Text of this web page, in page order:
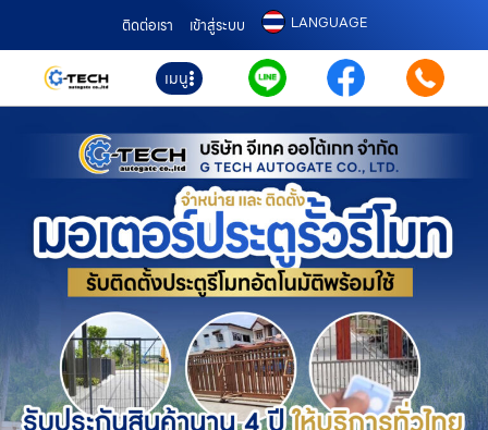
ติดต่อเรา เข้าสู่ระบบ LANGUAGE
เมนู